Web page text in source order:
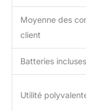
Moyenne des
client
Batteries incluses
Utilité